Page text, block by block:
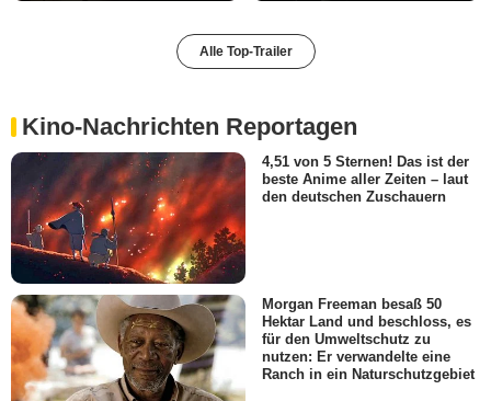
Alle Top-Trailer
Kino-Nachrichten Reportagen
4,51 von 5 Sternen! Das ist der
beste Anime aller Zeiten – laut
den deutschen Zuschauern
Morgan Freeman besaß 50
Hektar Land und beschloss, es
für den Umweltschutz zu
nutzen: Er verwandelte eine
Ranch in ein Naturschutzgebiet